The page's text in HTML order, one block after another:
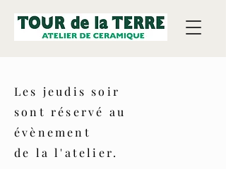
Les jeudis soir
sont réservé au
évènement
de la l'atelier.